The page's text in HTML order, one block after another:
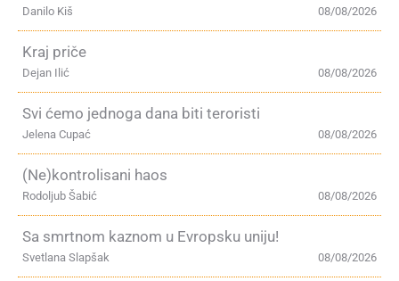
08/08/2026
Danilo Kiš
Kraj priče
08/08/2026
Dejan Ilić
Svi ćemo jednoga dana biti teroristi
08/08/2026
Jelena Cupać
(Ne)kontrolisani haos
08/08/2026
Rodoljub Šabić
Sa smrtnom kaznom u Evropsku uniju!
08/08/2026
Svetlana Slapšak